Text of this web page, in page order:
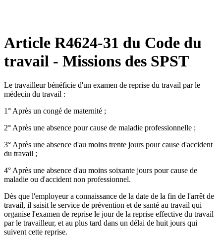
Article R4624-31 du Code du
travail - Missions des SPST
Le travailleur bénéficie d'un examen de reprise du travail par le
médecin du travail :
1° Après un congé de maternité ;
2° Après une absence pour cause de maladie professionnelle ;
3° Après une absence d'au moins trente jours pour cause d'accident
du travail ;
4° Après une absence d'au moins soixante jours pour cause de
maladie ou d'accident non professionnel.
Dès que l'employeur a connaissance de la date de la fin de l'arrêt de
travail, il saisit le service de prévention et de santé au travail qui
organise l'examen de reprise le jour de la reprise effective du travail
par le travailleur, et au plus tard dans un délai de huit jours qui
suivent cette reprise.